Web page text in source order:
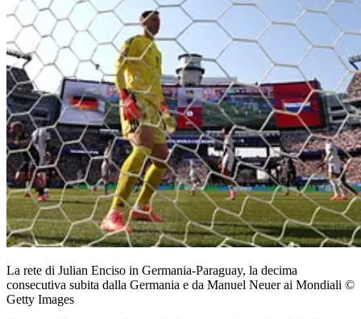
La rete di Julian Enciso in Germania-Paraguay, la decima
consecutiva subita dalla Germania e da Manuel Neuer ai Mondiali ©
Getty Images